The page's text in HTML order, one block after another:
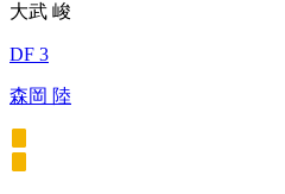
大武 峻
DF 3
森岡 陸